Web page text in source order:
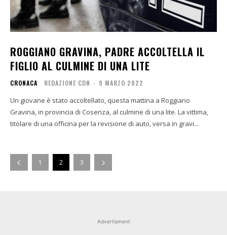
ROGGIANO GRAVINA, PADRE ACCOLTELLA IL
FIGLIO AL CULMINE DI UNA LITE
CRONACA REDAZIONE CDN - 9 MARZO 2022
Un giovane è stato accoltellato, questa mattina a Roggiano
Gravina, in provincia di Cosenza, al culmine di una lite. La vittima,
titolare di una officina per la revisione di auto, versa in gravi...
1 2 3
Advertisment